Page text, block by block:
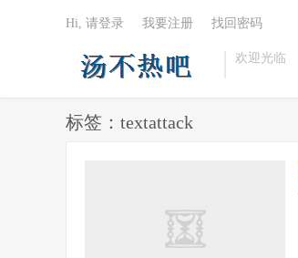
欢迎光临
Hi, 请登录 我要注册 找回密码
标签：textattack